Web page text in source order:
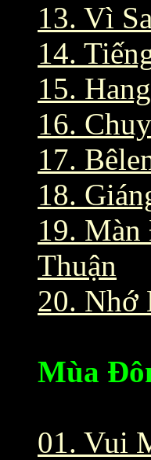
13. Vì
14.
15.
16.
17.
18.
19.
Thuận
20. Nhớ
Mùa
01. Vui